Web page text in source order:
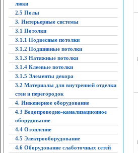
люки
2.5 Полы
3. Интерьерные системы
3.1 Потолки
3.1.1 Подвесные потолки
3.1.2 Подшивные потолки
3.1.3 Натяжные потолки
3.1.4 Клеевые потолки
3.1.5 Элементы декора
3.2 Материалы для внутренней отделки
стен и перегородок
4. Инженерное оборудование
4.3 Водопроводно-канализационное
оборудование
4.4 Отопление
4.5 Электрооборудование
4.6 Оборудование слаботочных сетей